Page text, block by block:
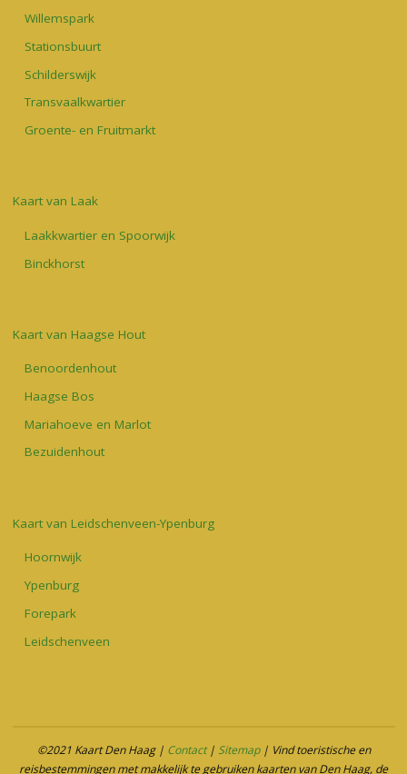
Willemspark
Stationsbuurt
Schilderswijk
Transvaalkwartier
Groente- en Fruitmarkt
Kaart van Laak
Laakkwartier en Spoorwijk
Binckhorst
Kaart van Haagse Hout
Benoordenhout
Haagse Bos
Mariahoeve en Marlot
Bezuidenhout
Kaart van Leidschenveen-Ypenburg
Hoornwijk
Ypenburg
Forepark
Leidschenveen
©2021 Kaart Den Haag | Contact| Sitemap| Vind toeristische en
reisbestemmingen met makkelijk te gebruiken kaarten van Den Haag, de